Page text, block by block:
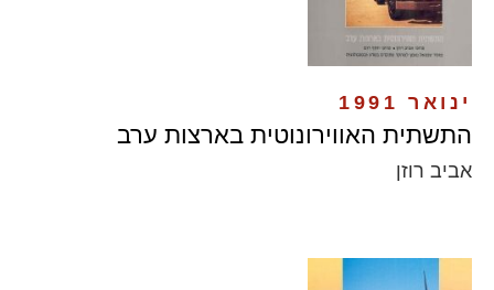
ינואר 1991
התשתית האווירונוטית בארצות ערב
אביב רוזן